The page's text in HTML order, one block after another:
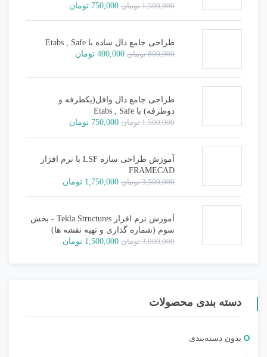
1,500,000 تومان قیمت
بود.
750,000 تومانقیمت
طراحی جامع دال ساده با Etabs , Safe
800,000 تومان قیمت
800,000 تومان
400,000 تومانقیمت
400,000 تومان.
طراحی جامع دال وافل(یکطرفه و
دوطرفه) با Etabs , Safe
1,500,000 تومان قیمت
بود.
750,000 تومانقیمت
آموزش طراحی سازه LSF با نرم افزار
FRAMECAD
3,500,000 تومان قیمت
بود.
1,750,000 تومانقیمت
آموزش نرم افزار Tekla Structures - بخش
سوم (شماره گذاری و تهیه نقشه ها)
3,000,000 تومان قیمت
1,500,000 تومانقیمت
دسته بندی محصولات
بدون دسته‌بندی